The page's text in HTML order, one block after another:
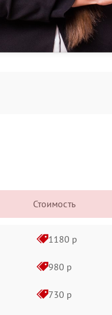
Стоимость
1180 р
980 р
730 р